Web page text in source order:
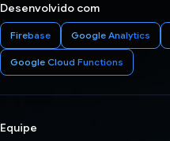
Desenvolvido com
Firebase Google Analytics
Google Cloud Functions
Equipe